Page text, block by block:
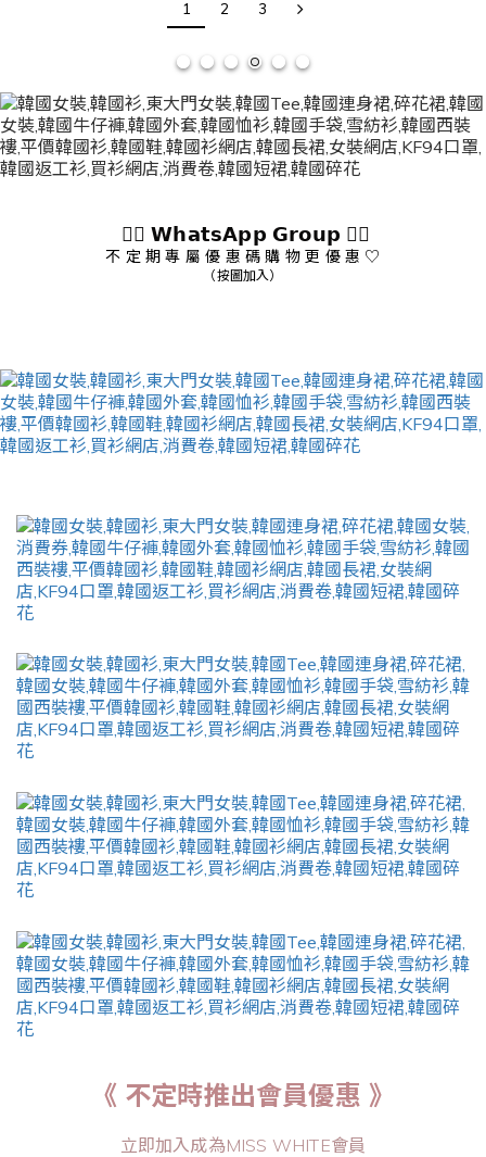
1 2 3
👇🏻 𝗪𝗵𝗮𝘁𝘀𝗔𝗽𝗽 𝗚𝗿𝗼𝘂𝗽 👇🏻
不 定 期 專 屬 優 惠 碼 購 物 更 優 惠 ♡
（按圖加入）
《 不定時推出會員優惠 》
立即加入成為MISS WHITE會員